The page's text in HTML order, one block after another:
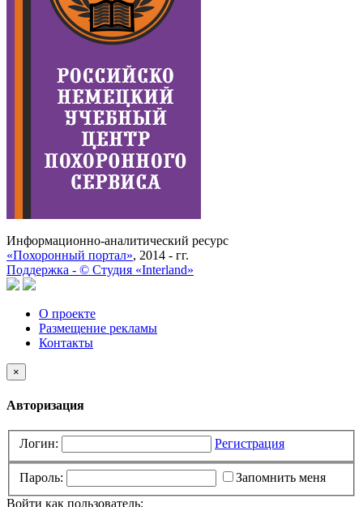
Информационно-аналитический ресурс
«Похоронный портал», 2014 - гг.
Поддержка - © Cтудия «Interland»
О проекте
Размещение рекламы
Контакты
×
Авторизация
Логин: Регистрация
Пароль:
Запомнить меня
Войти как пользователь: